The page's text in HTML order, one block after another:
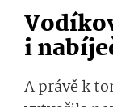
i
A právě k